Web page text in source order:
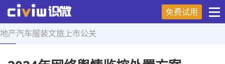
免费试用
地产汽车服装文旅 上市公关
首页 > 营销技巧 > 正文